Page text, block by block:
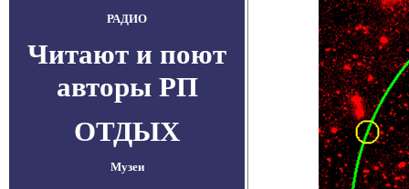
РАДИО
Читают и поют
авторы РП
ОТДЫХ
Музеи